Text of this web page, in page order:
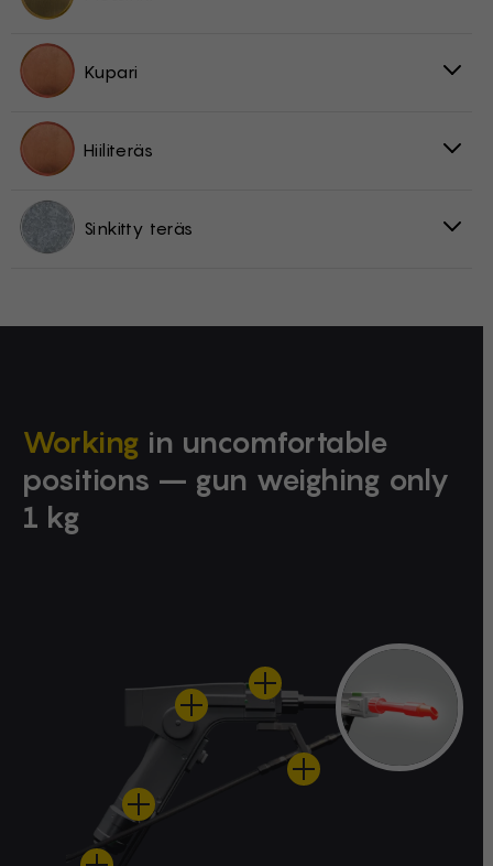
Kupari
Hiiliteräs
Sinkitty teräs
Working in uncomfortable
positions – gun weighing only
1 kg